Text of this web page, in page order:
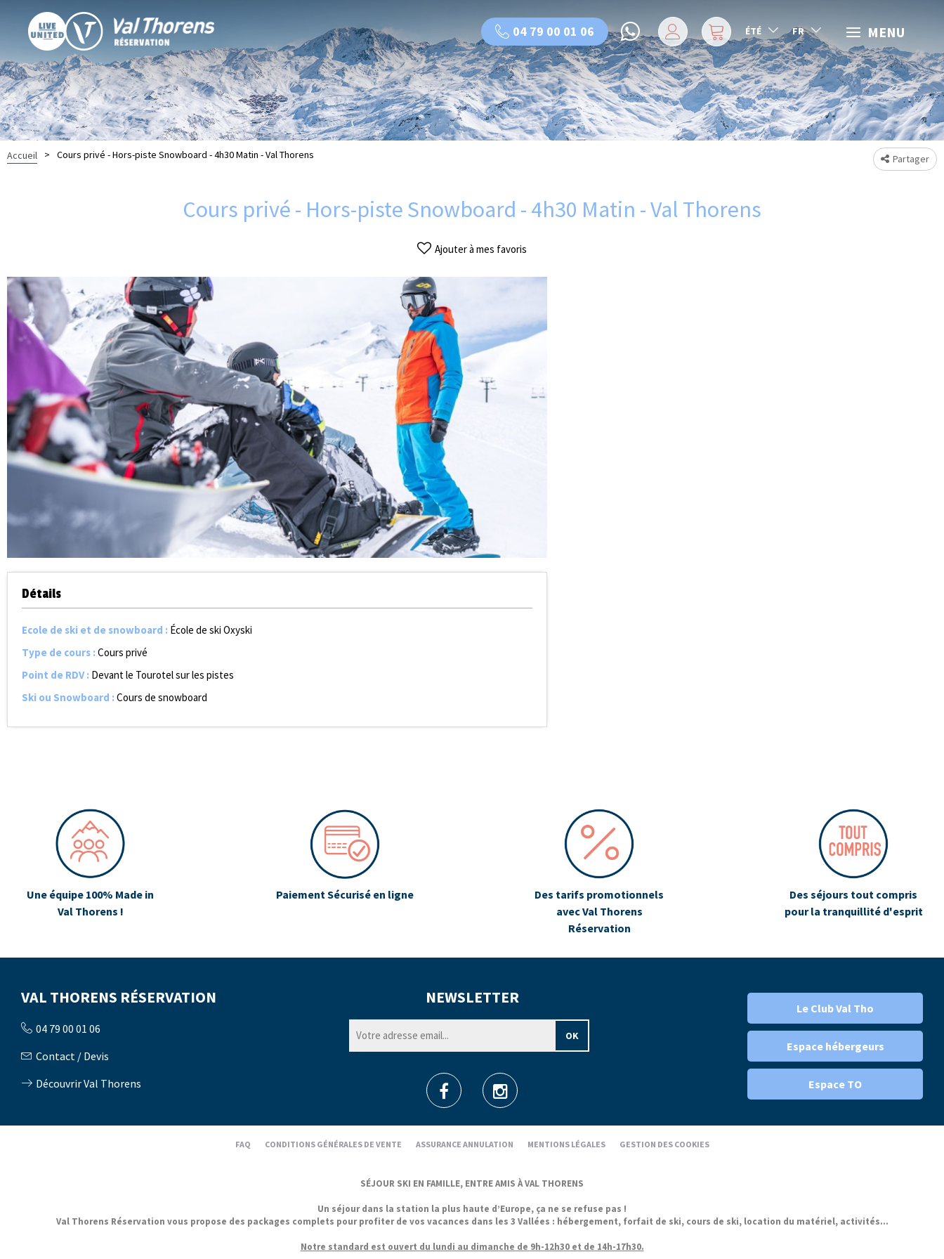
04 79 00 01 06 ÉTÉ FR MENU
Accueil > Cours privé - Hors-piste Snowboard - 4h30 Matin - Val Thorens Partager
Cours privé - Hors-piste Snowboard - 4h30 Matin - Val Thorens
Ajouter à mes favoris
Détails
Ecole de ski et de snowboard : École de ski Oxyski
Type de cours :Cours privé
Point de RDV: Devant le Tourotel sur les pistes
Ski ou Snowboard :Cours de snowboard
Une équipe 100% Made in
Val Thorens !
Paiement Sécurisé en ligne
Des tarifs promotionnels
avec Val Thorens
Réservation
Des séjours tout compris
pour la tranquillité d'esprit
VAL THORENS RÉSERVATION
04 79 00 01 06
Contact / Devis
Découvrir Val Thorens
NEWSLETTER
Le Club Val Tho
Espace hébergeurs
Espace TO
FAQ CONDITIONS GÉNÉRALES DE VENTE ASSURANCE ANNULATION MENTIONS LÉGALES GESTION DES COOKIES
SÉJOUR SKI EN FAMILLE, ENTRE AMIS À VAL THORENS
Un séjour dans la station la plus haute d’Europe, ça ne se refuse pas !
Val Thorens Réservation vous propose des packages complets pour profiter de vos vacances dans les 3 Vallées : hébergement, forfait de ski, cours de ski, location du matériel, activités...
Notre standard est ouvert du lundi au dimanche de 9h-12h30 et de 14h-17h30.